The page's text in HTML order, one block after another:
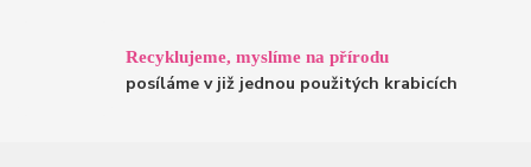
Recyklujeme, myslíme na přírodu
posíláme v již jednou použitých krabicích